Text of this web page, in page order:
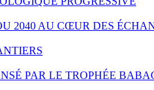
2040 AU CŒUR DES
PAR LE TROPHÉE